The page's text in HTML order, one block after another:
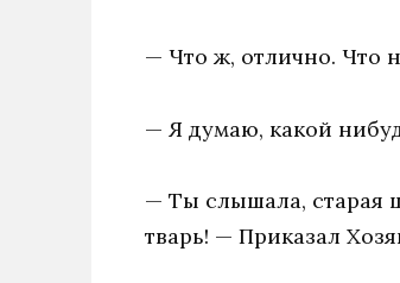
— Что ж, отлично. Что
— Я думаю, какой
— Ты слышала, старая
тварь! — Приказал